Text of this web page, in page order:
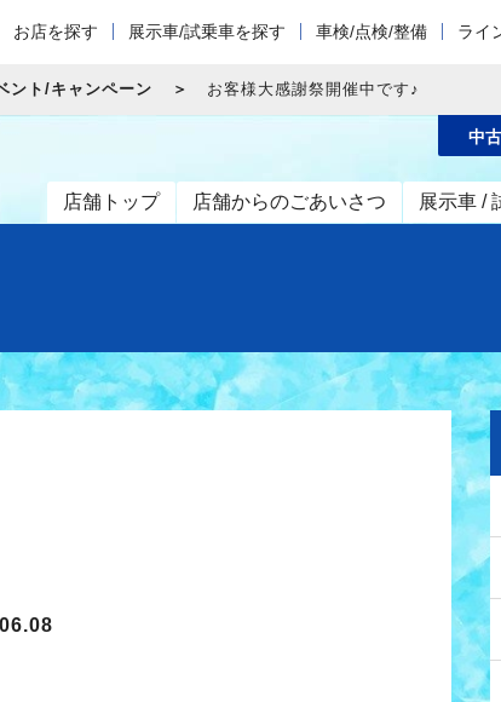
お店を探す 展示車/試乗車を探す 車検/点検/整備 ライ
ント/キャンペーン お客様大感謝祭開催中です♪
店舗トップ 店舗からのごあいさつ 展示車 /
中